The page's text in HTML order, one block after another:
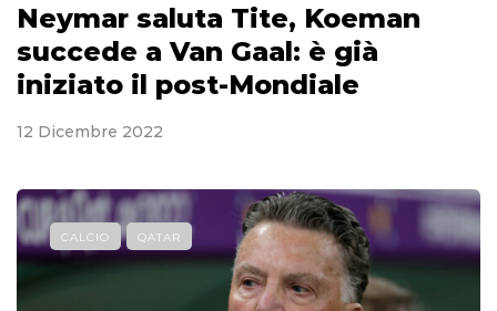
Neymar saluta Tite, Koeman
succede a Van Gaal: è già
iniziato il post-Mondiale
12 Dicembre 2022
CALCIO QATAR